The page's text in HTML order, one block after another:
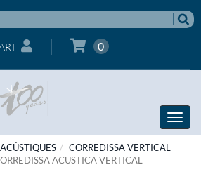
0
Toggle
CORREDISSA VERTICAL
ACUSTICA VERTICAL